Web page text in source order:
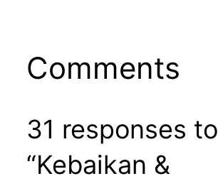
Comments
31 responses to
“Kebaikan &